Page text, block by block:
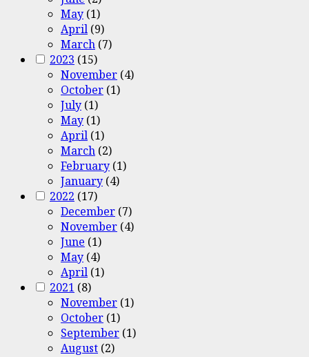
May (1)
April (9)
March (7)
2023 (15)
November (4)
October (1)
July (1)
May (1)
April (1)
March (2)
February (1)
January (4)
2022 (17)
December (7)
November (4)
June (1)
May (4)
April (1)
2021 (8)
November (1)
October (1)
September (1)
August (2)